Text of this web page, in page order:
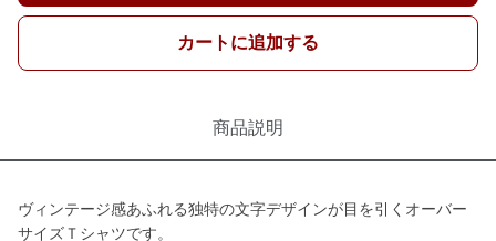
カートに追加する
商品説明
ヴィンテージ感あふれる独特の文字デザインが目を引くオーバー
サイズＴシャツです。